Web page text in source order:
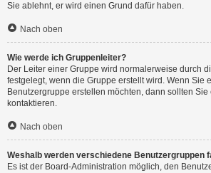
Sie ablehnt, er wird einen Grund dafür haben.
Nach oben
Wie werde ich Gruppenleiter?
Der Leiter einer Gruppe wird normalerweise durch
festgelegt, wenn die Gruppe erstellt wird. Wenn Sie
Benutzergruppe erstellen möchten, dann sollten
kontaktieren.
Nach oben
Weshalb werden verschiedene Benutzergruppen
Es ist der Board-Administration möglich, den